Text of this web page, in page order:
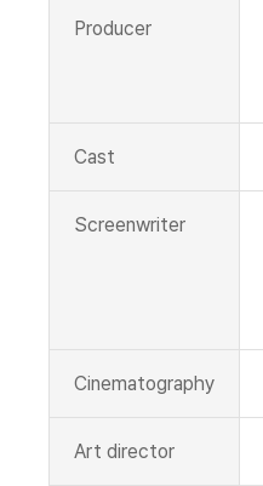
Producer
Cast
Screenwriter
Cinematography
Art director